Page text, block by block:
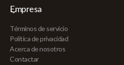
Empresa
Términos de servicio
Política de privacidad
Acerca de nosotros
Contactar